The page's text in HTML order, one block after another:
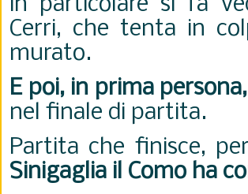
in particolare si fa
Cerri, che tenta in
murato.
E poi, in prima
nel finale di partita.
Partita che finisce,
Sinigaglia il Como ha